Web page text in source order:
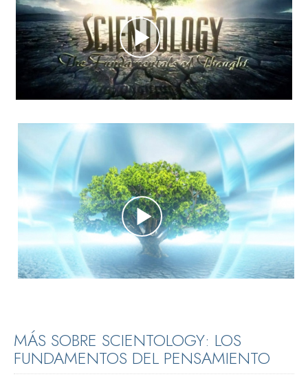
MÁS SOBRE SCIENTOLOGY: LOS
FUNDAMENTOS DEL PENSAMIENTO